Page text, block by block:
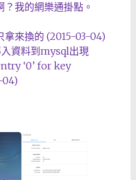
我的網樂通掛點。
拿來換的 (2015-03-04)
資料到mysql出現
‘0’ for key
04)